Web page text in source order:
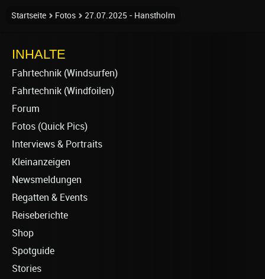
Startseite Fotos 27.07.2025 - Hanstholm
INHALTE
Fahrtechnik (Windsurfen)
Fahrtechnik (Windfoilen)
Forum
Fotos (Quick Pics)
Interviews & Portraits
Kleinanzeigen
Newsmeldungen
Regatten & Events
Reiseberichte
Shop
Spotguide
Stories